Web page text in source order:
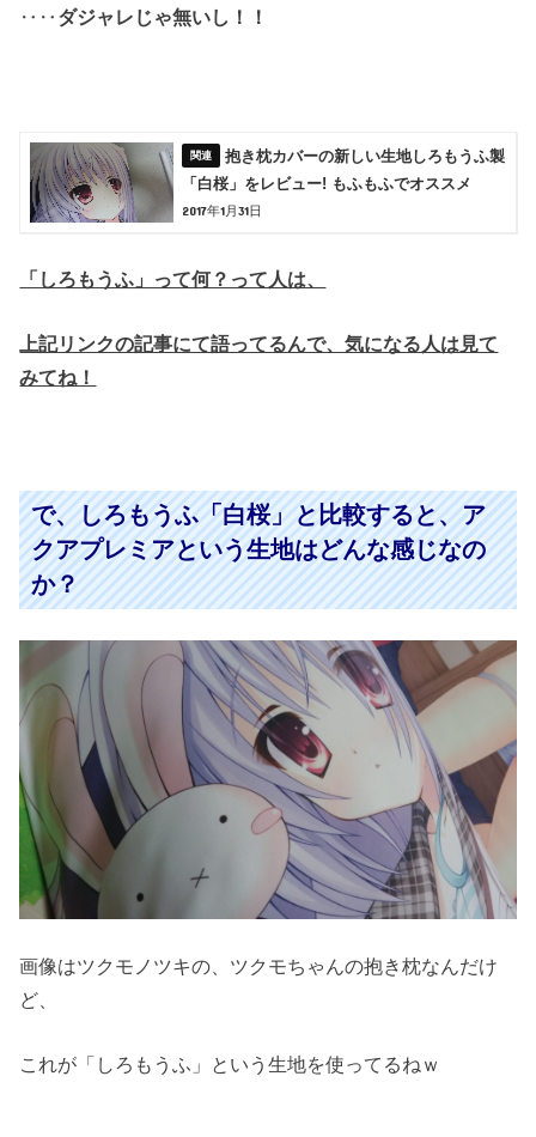
‥‥ ダジャレじゃ無いし！！
抱き枕カバーの新しい生地しろもうふ製
「白桜」をレビュー! もふもふでオススメ
2017年1月31日
「しろもうふ」って何？って人は、
上記リンクの記事にて語ってるんで、気になる人は見て
みてね！
で、しろもうふ「白桜」と比較すると、ア
クアプレミアという生地はどんな感じなの
か？
画像はツクモノツキの、ツクモちゃんの抱き枕なんだけ
ど、
これが「しろもうふ」という生地を使ってるねｗ